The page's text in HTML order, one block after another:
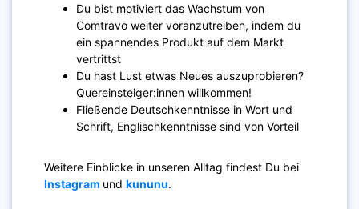
Du bist motiviert das Wachstum von
Comtravo weiter voranzutreiben, indem du
ein spannendes Produkt auf dem Markt
vertrittst
Du hast Lust etwas Neues auszuprobieren?
Quereinsteiger:innen willkommen!
Fließende Deutschkenntnisse in Wort und
Schrift, Englischkenntnisse sind von Vorteil
Weitere Einblicke in unseren Alltag findest Du bei
Instagram und kununu.